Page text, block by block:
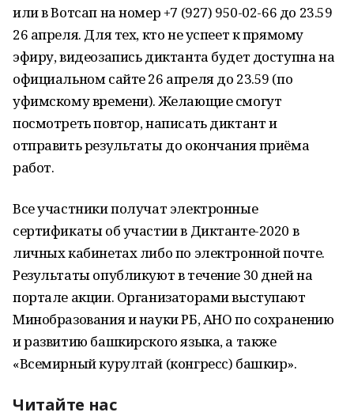
или в Вотсап на номер +7 (927) 950-02-66 до 23.59
26 апреля. Для тех, кто не успеет к прямому
эфиру, видеозапись диктанта будет доступна на
официальном сайте 26 апреля до 23.59 (по
уфимскому времени). Желающие смогут
посмотреть повтор, написать диктант и
отправить результаты до окончания приёма
работ.
Все участники получат электронные
сертификаты об участии в Диктанте-2020 в
личных кабинетах либо по электронной почте.
Результаты опубликуют в течение 30 дней на
портале акции. Организаторами выступают
Минобразования и науки РБ, АНО по сохранению
и развитию башкирского языка, а также
«Всемирный курултай (конгресс) башкир».
Читайте нас